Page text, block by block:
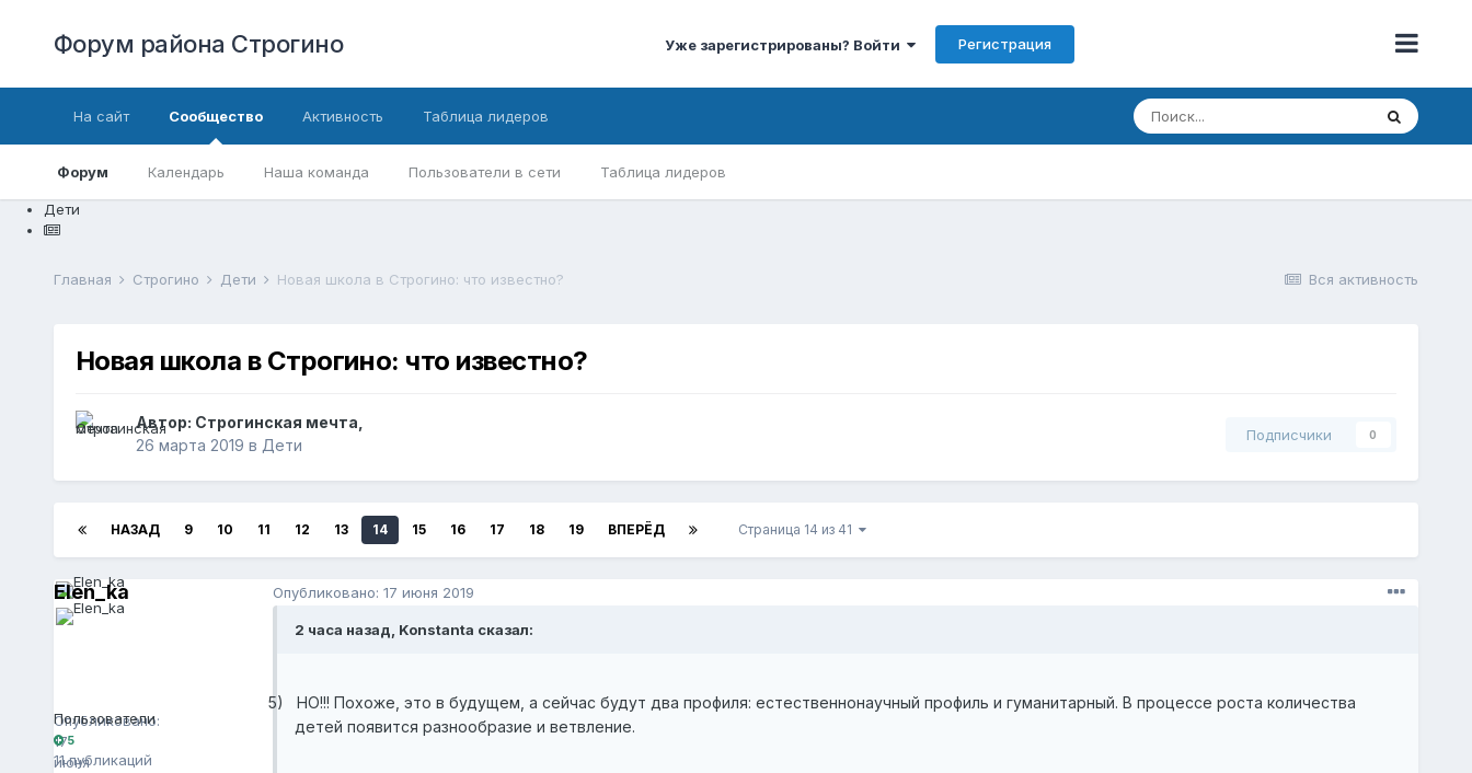
Форум района Строгино Уже зарегистрированы? Войти Регистрация
На сайт Сообщество
Форум Календарь Наша команда Пользователи в сети Таблица лидеров
Активность Таблица лидеров
Дети
Вся активность
Главная Строгино Дети Новая школа в Строгино: что известно?
Новая школа в Строгино: что известно?
Автор: Строгинская мечта
26 марта 2019 в Дети
Подписчики 0
НАЗАД 9 10 11 12 13 14 15 16 17 18 19 ВПЕРЁД Страница 14 из 41
Опубликовано:
17
июня
Elen_ka
Пользователи
5
11 публикаций
Опубликовано: 17 июня 2019
2 часа назад, Konstanta сказал:
5)
НО!!! Похоже, это в будущем, а сейчас будут два профиля: естественнонаучный профиль и гуманитарный. В процессе роста количества
детей появится разнообразие и ветвление.